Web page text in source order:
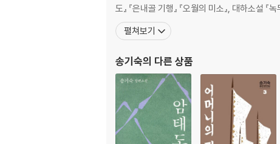
동대 총대장
제7권 우리의 묘지는 백성의 가슴
동요(動搖)/어사 이용태(李容泰)/한 놈도 놓치지
제8권 농민군, 행동강령을 세우다
쑥국새/통문(通文)/이용태(李容泰)는 들어라
럼/고부(古阜)탈환/앉으면 죽산(竹山) 서면 백
도』 『은내골 기행』 『오월의 미소』, 대하소설 『
펼쳐보기
송기숙의 다른 상품